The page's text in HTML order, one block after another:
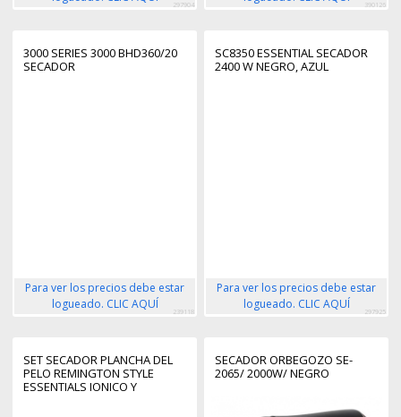
297904 390126
3000 SERIES 3000 BHD360/20
SECADOR
Para ver los precios debe estar
logueado. CLIC AQUÍ
239118
SC8350 ESSENTIAL SECADOR
2400 W NEGRO, AZUL
Para ver los precios debe estar
logueado. CLIC AQUÍ
297925
SET SECADOR PLANCHA DEL
PELO REMINGTON STYLE
ESSENTIALS IONICO Y
SECADOR ORBEGOZO SE-
2065/ 2000W/ NEGRO